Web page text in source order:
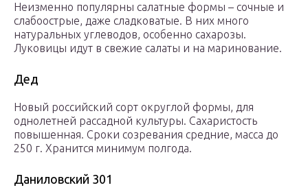
Неизменно популярны салатные формы – сочные и
слабоострые, даже сладковатые. В них много
натуральных углеводов, особенно сахарозы.
Луковицы идут в свежие салаты и на маринование.
Дед
Новый российский сорт округлой формы, для
однолетней рассадной культуры. Сахаристость
повышенная. Сроки созревания средние, масса до
250 г. Хранится минимум полгода.
Даниловский 301